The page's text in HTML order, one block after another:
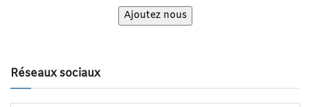
Ajoutez nous
Réseaux sociaux